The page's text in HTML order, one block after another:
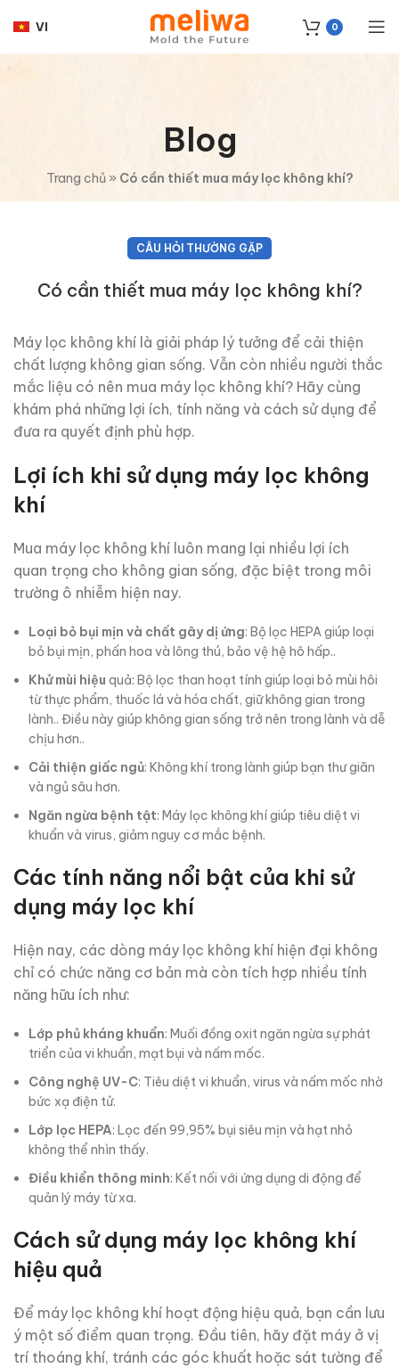
VI 0
Blog
Trang chủ » Có cần thiết mua máy lọc không khí?
CÂU HỎI THƯỜNG GẶP
Có cần thiết mua máy lọc không khí?
Máy lọc không khí là giải pháp lý tưởng để cải thiện
chất lượng không gian sống. Vẫn còn nhiều người thắc
mắc liệu có nên mua máy lọc không khí? Hãy cùng
khám phá những lợi ích, tính năng và cách sử dụng để
đưa ra quyết định phù hợp.
Lợi ích khi sử dụng máy lọc không
khí
Mua máy lọc không khí luôn mang lại nhiều lợi ích
quan trọng cho không gian sống, đặc biệt trong môi
trường ô nhiễm hiện nay.
Loại bỏ bụi mịn và chất gây dị ứng: Bộ lọc HEPA giúp loại
bỏ bụi mịn, phấn hoa và lông thú, bảo vệ hệ hô hấp..
Khử mùi hiệu quả: Bộ lọc than hoạt tính giúp loại bỏ mùi hôi
từ thực phẩm, thuốc lá và hóa chất, giữ không gian trong
lành.. Điều này giúp không gian sống trở nên trong lành và dễ
chịu hơn..
Cải thiện giấc ngủ: Không khí trong lành giúp bạn thư giãn
và ngủ sâu hơn.
Ngăn ngừa bệnh tật: Máy lọc không khí giúp tiêu diệt vi
khuẩn và virus, giảm nguy cơ mắc bệnh.
Các tính năng nổi bật của khi sử
dụng máy lọc khí
Hiện nay, các dòng máy lọc không khí hiện đại không
chỉ có chức năng cơ bản mà còn tích hợp nhiều tính
năng hữu ích như:
Lớp phủ kháng khuẩn: Muối đồng oxit ngăn ngừa sự phát
triển của vi khuẩn, mạt bụi và nấm mốc.
Công nghệ UV-C: Tiêu diệt vi khuẩn, virus và nấm mốc nhờ
bức xạ điện tử.
Lớp lọc HEPA: Lọc đến 99,95% bụi siêu mịn và hạt nhỏ
không thể nhìn thấy.
Điều khiển thông minh: Kết nối với ứng dụng di động để
quản lý máy từ xa.
Cách sử dụng máy lọc không khí
hiệu quả
Để máy lọc không khí hoạt động hiệu quả, bạn cần lưu
ý một số điểm quan trọng. Đầu tiên, hãy đặt máy ở vị
trí thoáng khí, tránh các góc khuất hoặc sát tường để